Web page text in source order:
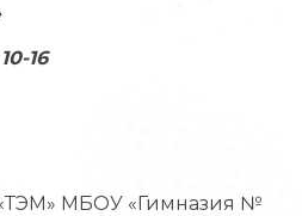
16
«ТЭМ» МБОУ «Гимназия №